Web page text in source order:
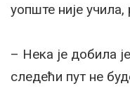
уопште није
– Нека је добила
следећи пут не